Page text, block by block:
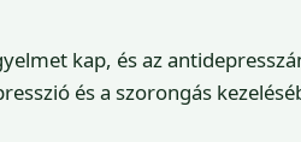
kap, és az
és a szorongás